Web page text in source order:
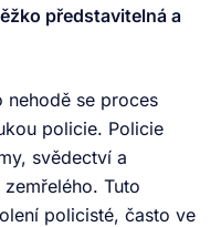
představitelná a
nehodě se proces
policie. Policie
svědectví a
Tuto
policisté, často ve
potřebujete
neváhejte se
24 hodin denně.